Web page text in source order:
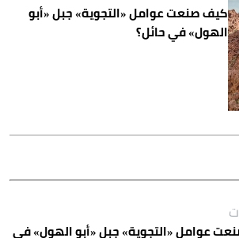
كيف صنعت عوامل «التجوية» جبل «أبو
الهول» في حائل؟
عوامل «التجوية» جبل «أبو الهول» في